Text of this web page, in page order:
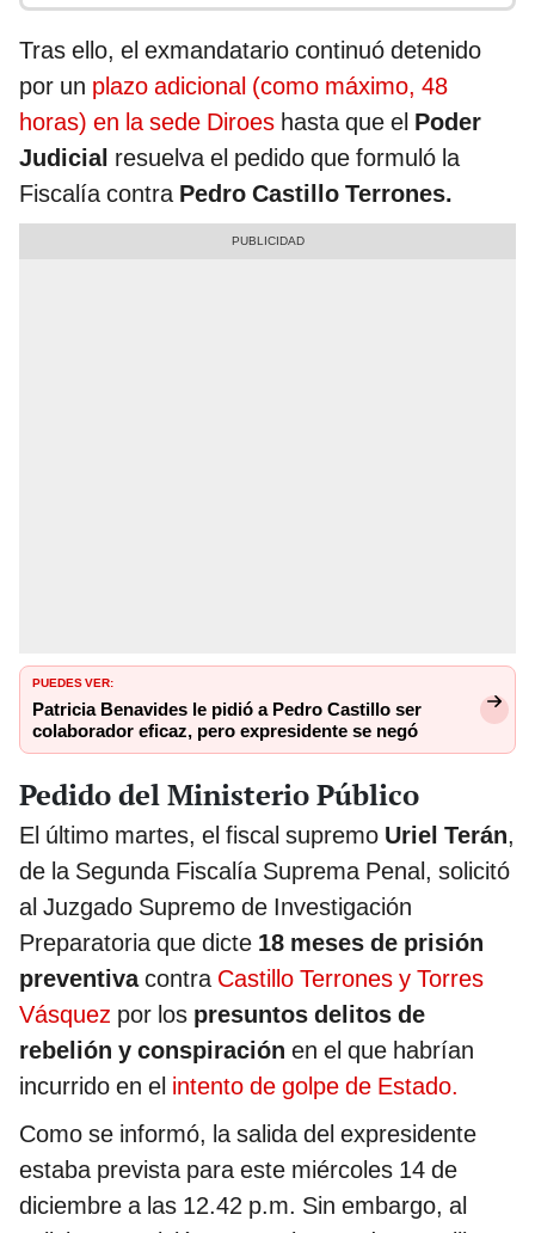
Tras ello, el exmandatario continuó detenido
por un plazo adicional (como máximo, 48
horas) en la sede Diroes hasta que el Poder
Judicial resuelva el pedido que formuló la
Fiscalía contra Pedro Castillo Terrones.
PUEDES VER:
Patricia Benavides le pidió a Pedro Castillo ser
colaborador eficaz, pero expresidente se negó
Pedido del Ministerio Público
El último martes, el fiscal supremo Uriel Terán,
de la Segunda Fiscalía Suprema Penal, solicitó
al Juzgado Supremo de Investigación
Preparatoria que dicte 18 meses de prisión
preventivacontra Castillo Terrones y Torres
Vásquez por los presuntos delitos de
rebelión y conspiración en el que habrían
incurrido en el intento de golpe de Estado.
Como se informó, la salida del expresidente
estaba prevista para este miércoles 14 de
diciembre a las 12.42 p.m. Sin embargo, al